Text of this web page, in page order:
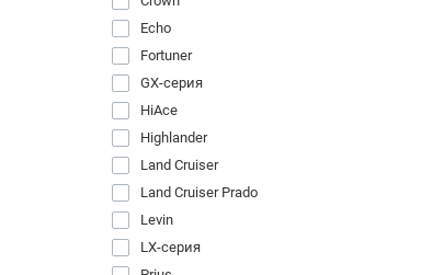
Echo
Fortuner
GX-серия
HiAce
Highlander
Land Cruiser
Land Cruiser Prado
Levin
LX-серия